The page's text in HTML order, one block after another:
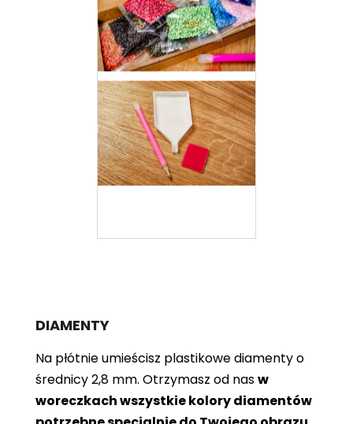
DIAMENTY
Na płótnie umieścisz plastikowe diamenty o
średnicy 2,8 mm. Otrzymasz od nasw
woreczkach wszystkie kolory diamentów